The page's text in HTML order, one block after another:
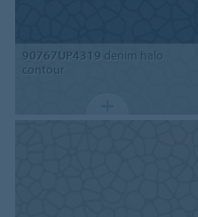
90767UP4319 denim halo
contour